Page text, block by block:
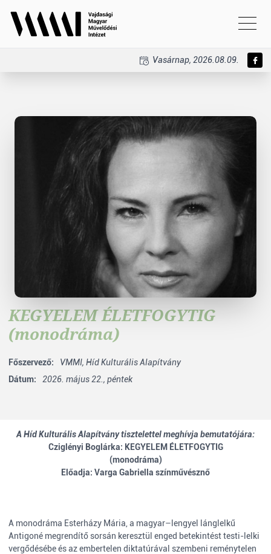
Vasárnap, 2026.08.09.
KEGYELEM ÉLETFOGYTIG
(monodráma)
Főszervező: VMMI, Híd Kulturális Alapítvány
Dátum:
2026. május 22., péntek
A Híd Kulturális Alapítvány tisztelettel meghívja bemutatójára:
Cziglényi Boglárka: KEGYELEM ÉLETFOGYTIG
(monodráma)
Előadja: Varga Gabriella színművésznő
A monodráma Esterházy Mária, a magyar–lengyel lánglelkű
Antigoné megrendítő sorsán keresztül enged betekintést testi-lelki
vergődésébe és az embertelen diktatúrával szembeni reménytelen